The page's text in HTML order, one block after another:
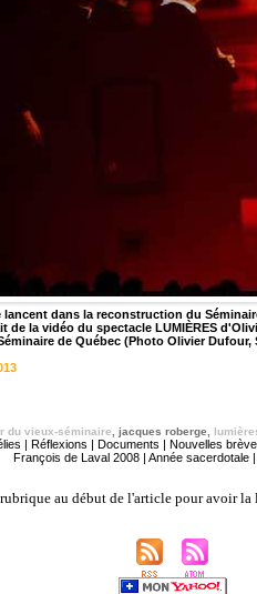
dans la reconstruction du
de la vidéo du spectacle LUMIÈRES
de Québec (Photo Olivier Dufour,
du vieux-séminaire jacques roberge
| Réflexions | Documents | Nouvelles
François de Laval 2008 | Année sacerdotale |
au début de l'article pour avoir la